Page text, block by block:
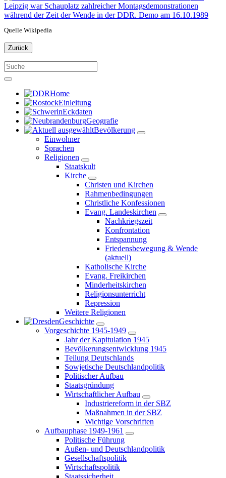
Quelle Wikipedia
Zurück
Home
Einleitung
Eckdaten
Geografie
Bevölkerung
Einwohner
Sprachen
Religionen
Staatskult
Kirche
Christen und Kirchen
Rahmenbedingungen
Christliche Konfessionen
Evang. Landeskirchen
Nachkriegszeit
Konfrontation
Entspannung
Friedensbewegung & Wende
(aktuell)
Katholische Kirche
Evang. Freikirchen
Minderheitskirchen
Religionsunterricht
Repression
Weitere Religionen
Geschichte
Vorgeschichte 1945-1949
Jahr der Kapitulation 1945
Bevölkerungsentwicklung 1945
Teilung Deutschlands
Sowjetische Deutschlandpolitik
Politischer Aufbau
Staatsgründung
Wirtschaftlicher Aufbau
Industriereform in der SBZ
Maßnahmen in der SBZ
Wichtige Vorschriften
Aufbauphase 1949-1961
Politische Führung
Außen- und Deutschlandpolitik
Gesellschaftspolitik
Wirtschaftspolitik
Staatssicherheit